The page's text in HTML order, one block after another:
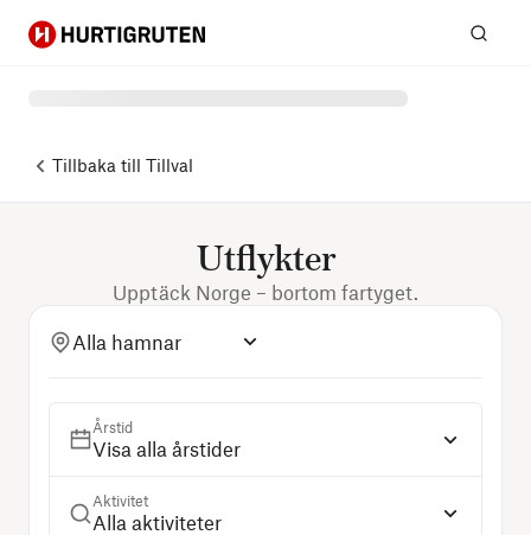
Hurtigruten
Tillbaka till Tillval
Utflykter
Upptäck Norge – bortom fartyget.
Alla hamnar
Årstid
Visa alla årstider
Aktivitet
Alla aktiviteter